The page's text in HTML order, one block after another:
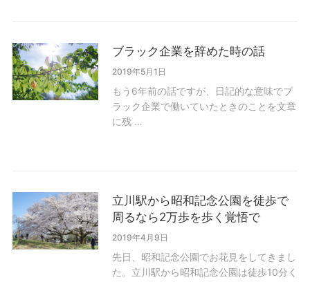
ブラック企業を辞めた時の話
2019年5月1日
もう6年前の話ですが、日記的な意味でブ
ラック企業で働いていたときのことを文章
に残 …
立川駅から昭和記念公園を徒歩で
周るなら2万歩を歩く覚悟で
2019年4月9日
先日、昭和記念公園でお花見をしてきまし
た。立川駅から昭和記念公園は徒歩10分く